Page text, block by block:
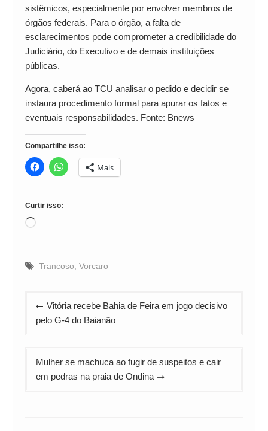
sistêmicos, especialmente por envolver membros de
órgãos federais. Para o órgão, a falta de
esclarecimentos pode comprometer a credibilidade do
Judiciário, do Executivo e de demais instituições
públicas.
Agora, caberá ao TCU analisar o pedido e decidir se
instaura procedimento formal para apurar os fatos e
eventuais responsabilidades. Fonte: Bnews
Compartilhe isso:
Mais
Curtir isso:
Carregando...
Trancoso Vorcaro
Navegação
de
Vitória recebe Bahia de Feira em jogo decisivo
pelo G-4 do Baianão
Mulher se machuca ao fugir de suspeitos e cair
em pedras na praia de Ondina